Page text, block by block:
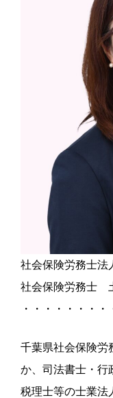
社会保険労務士法
社会保険労務士
・・・・・・・・
千葉県社会保険労
か、司法書士・行
税理士等の士業法